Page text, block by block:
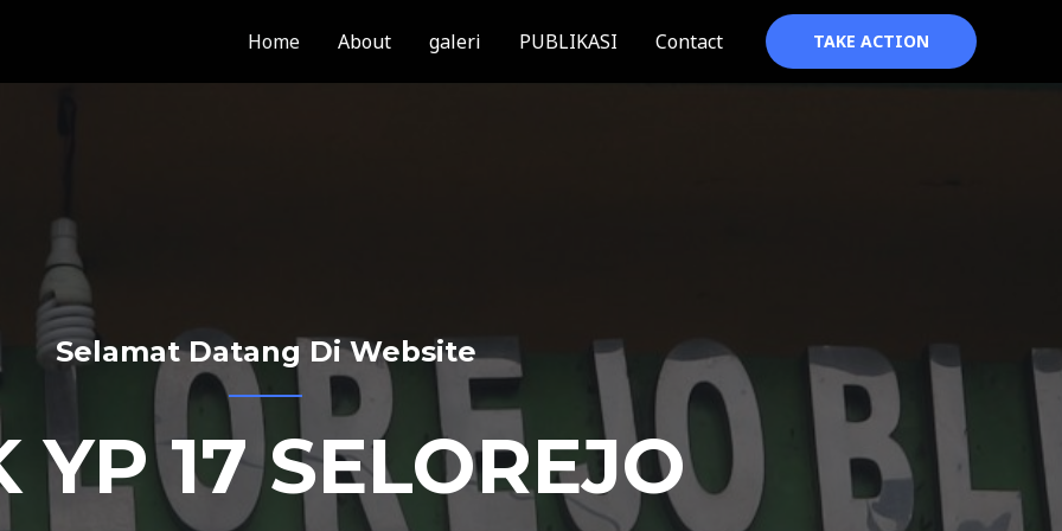
Home About galeri PUBLIKASI Contact TAKE ACTION
Selamat Datang Di Website
YP 17 SELOREJO